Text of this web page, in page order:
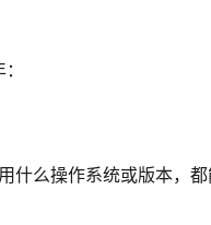
什么操作系统或版本，都